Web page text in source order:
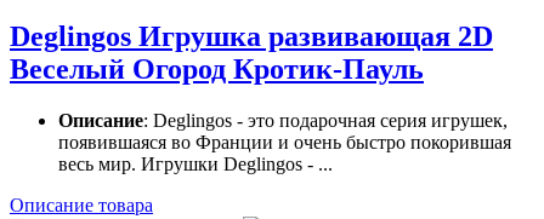
Deglingos Игрушка развивающая 2D
Веселый Огород Кротик-Пауль
Описание: Deglingos - это подарочная серия игрушек,
появившаяся во Франции и очень быстро покорившая
весь мир. Игрушки Deglingos - ...
Описание товара